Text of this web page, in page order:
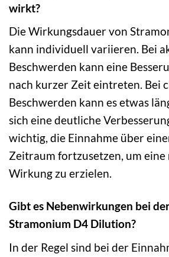
wirkt?
Die Wirkungsdauer von
kann individuell variieren. Bei
Beschwerden kann eine
nach kurzer Zeit eintreten. Bei
Beschwerden kann es etwas
sich eine deutliche
wichtig, die Einnahme über
Zeitraum fortzusetzen, um eine
Wirkung zu erzielen.
Gibt es Nebenwirkungen bei
Stramonium D4 Dilution?
In der Regel sind bei der